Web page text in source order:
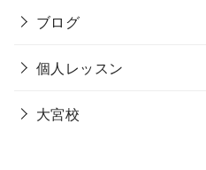
ブログ
個人レッスン
大宮校